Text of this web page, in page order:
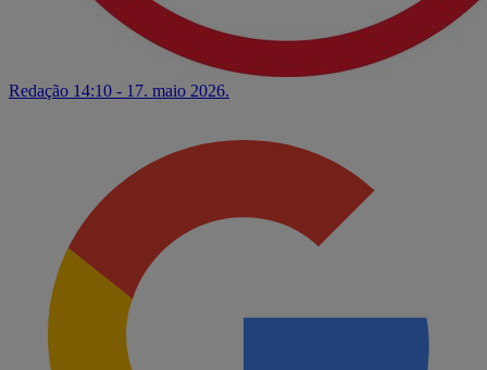
Redação 14:10 - 17. maio 2026.